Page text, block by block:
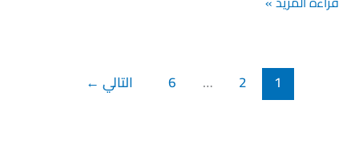
والتصدير
1
2
…
6 التالي ←